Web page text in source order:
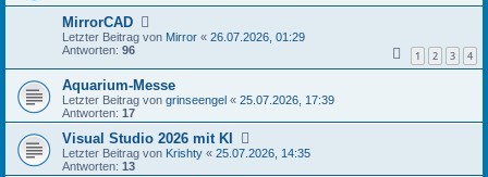
MirrorCAD
Letzter Beitrag von Mirror « 26.07.2026, 01:29
Antworten: 96 1 2 3 4
Aquarium-Messe
Letzter Beitrag von grinseengel « 25.07.2026, 17:39
Antworten: 17
Visual Studio 2026 mit KI
Letzter Beitrag von Krishty « 25.07.2026, 14:35
Antworten: 13